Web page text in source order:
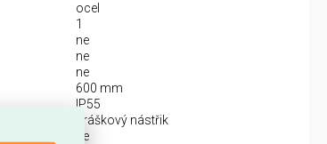
ocel
1
ne
ne
ne
600 mm
IP55
práškový nástřik
ne